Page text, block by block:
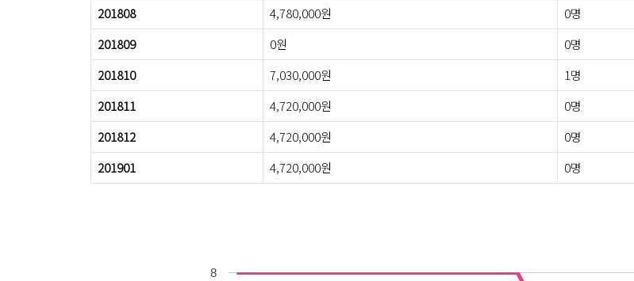
201808
4,780,000원 0명
201809
0원 0명
201810
7,030,000원 1명
201811
4,720,000원 0명
201812
4,720,000원 0명
201901
4,720,000원 0명
8